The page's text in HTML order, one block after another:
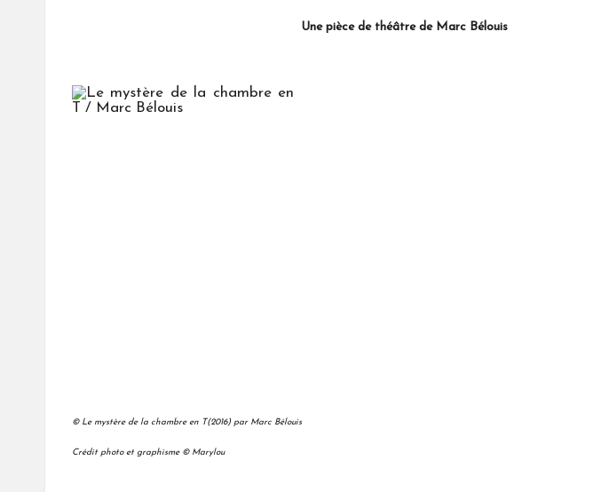
Une pièce de théâtre de Marc Bélouis
© Le mystère de la chambre en T(2016) par Marc Bélouis
Crédit photo et graphisme © Marylou